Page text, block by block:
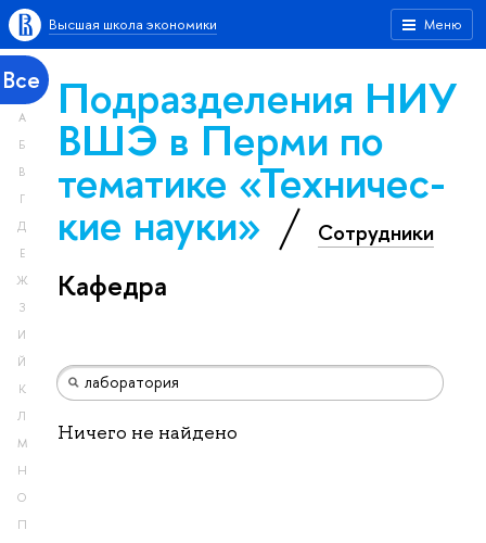
Меню
Высшая школа экономики
Все
А
Б
В
Г
Д
Е
Ж
З
И
Й
К
Л
М
Н
О
П
Подразделения НИУ
ВШЭ в Перми по
тематике «Тех­ничес­
кие науки» Сотрудники
Кафедра
Ничего не найдено